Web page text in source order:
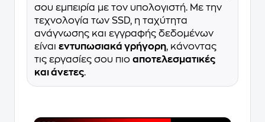
σου εμπειρία με τον υπολογιστή. Με την
τεχνολογία των SSD, η ταχύτητα
ανάγνωσης και εγγραφής δεδομένων
είναι εντυπωσιακά γρήγορη, κάνοντας
τις εργασίες σου πιο αποτελεσματικές
και άνετες.